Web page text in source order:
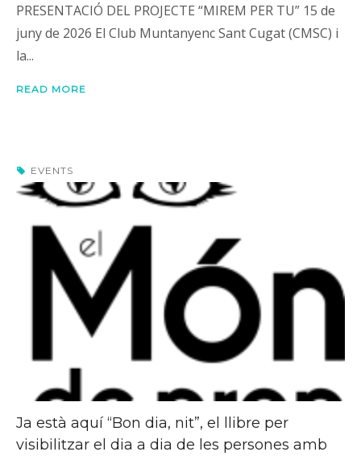
PRESENTACIÓ DEL PROJECTE “MIREM PER TU” 15 de
juny de 2026 El Club Muntanyenc Sant Cugat (CMSC) i
la...
READ MORE
EVENTS
Ja està aquí “Bon dia, nit”, el llibre per
visibilitzar el dia a dia de les persones amb